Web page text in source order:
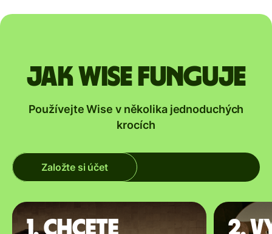
Jak Wise funguje
Používejte Wise v několika jednoduchých
krocích
Založte si účet